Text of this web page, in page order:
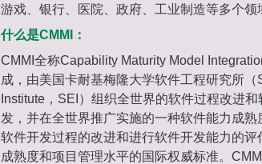
游戏、银行、医院、政府、工业制造等多个领
什么是CMMI：
CMMI全称Capability Maturity Model
成，由美国卡耐基梅隆大学软件工程研究所
Institute，SEI）组织全世界的软件过程改进
发，并在全世界推广实施的一种软件能力成
软件开发过程的改进和进行软件开发能力的评
成熟度和项目管理水平的国际权威标准。